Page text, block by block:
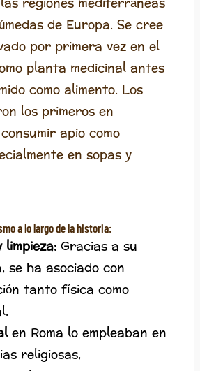
de Europa. Se cree
por primera vez en el
planta medicinal antes
como alimento. Los
los primeros en
apio como
en sopas y
a lo largo de la historia:
Gracias a su
se ha asociado con
tanto física como
en Roma lo empleaban en
religiosas,